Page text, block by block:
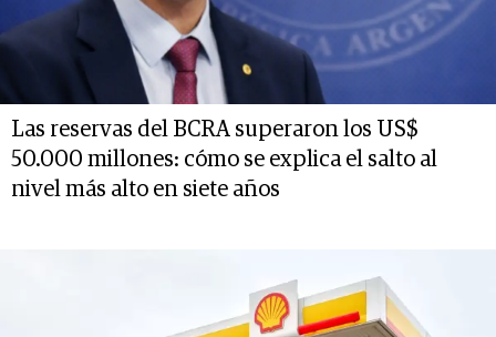
Las reservas del BCRA superaron los US$
50.000 millones: cómo se explica el salto al
nivel más alto en siete años